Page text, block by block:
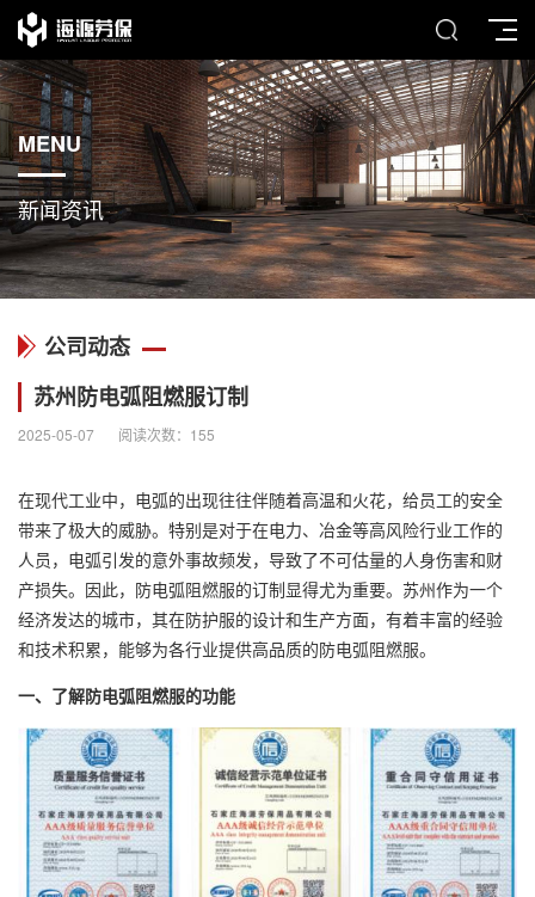
MENU
新闻资讯
公司动态
苏州防电弧阻燃服订制
2025-05-07 阅读次数： 155
在现代工业中，电弧的出现往往伴随着高温和火花，给员工的安全
带来了极大的威胁。特别是对于在电力、冶金等高风险行业工作的
人员，电弧引发的意外事故频发，导致了不可估量的人身伤害和财
产损失。因此，防电弧阻燃服的订制显得尤为重要。苏州作为一个
经济发达的城市，其在防护服的设计和生产方面，有着丰富的经验
和技术积累，能够为各行业提供高品质的防电弧阻燃服。
一、了解防电弧阻燃服的功能